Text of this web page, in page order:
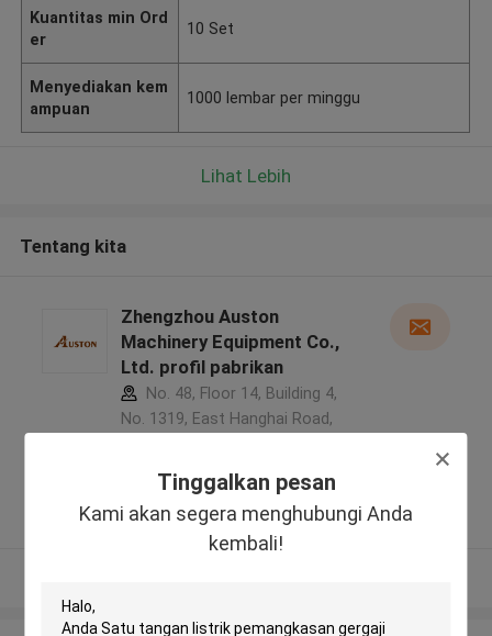
Tinggalkan pesan
Kami akan segera menghubungi Anda
kembali!
Kuantitas min Ord
er
10 Set
Menyediakan kem
ampuan
1000 lembar per minggu
Lihat Lebih
Tentang kita
Zhengzhou Auston
Machinery Equipment Co.,
Ltd. profil pabrikan
No. 48, Floor 14, Building 4,
No. 1319, East Hanghai Road,
5.0
Diverifikasi pemasok